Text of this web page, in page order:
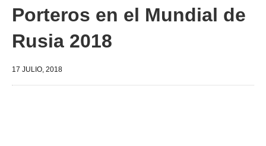
Porteros en el Mundial de
Rusia 2018
17 JULIO, 2018